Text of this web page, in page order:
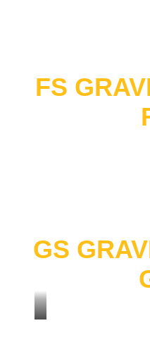
FS
GS